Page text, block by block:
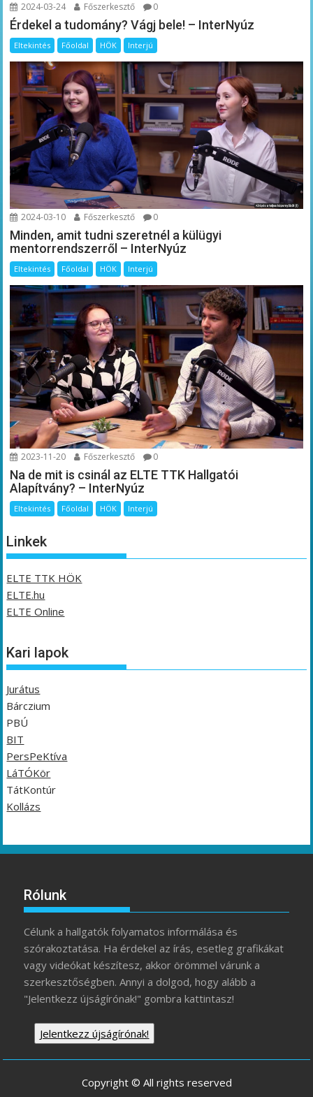
2024-03-24 Főszerkesztő 0
Érdekel a tudomány? Vágj bele! – InterNyúz
Eltekintés Főoldal HÖK Interjú
2024-03-10 Főszerkesztő 0
Minden, amit tudni szeretnél a külügyi
mentorrendszerről – InterNyúz
Eltekintés Főoldal HÖK Interjú
2023-11-20 Főszerkesztő 0
Na de mit is csinál az ELTE TTK Hallgatói
Alapítvány? – InterNyúz
Eltekintés Főoldal HÖK Interjú
Linkek
ELTE TTK HÖK
ELTE.hu
ELTE Online
Kari lapok
Jurátus
Bárczium
PBÚ
BIT
PersPeKtíva
LáTÓKör
TátKontúr
Kollázs
Rólunk
Célunk a hallgatók folyamatos informálása és
szórakoztatása. Ha érdekel az írás, esetleg grafikákat
vagy videókat készítesz, akkor örömmel várunk a
szerkesztőségben. Annyi a dolgod, hogy alább a
"Jelentkezz újságírónak!" gombra kattintasz!
Jelentkezz újságírónak!
Copyright © All rights reserved